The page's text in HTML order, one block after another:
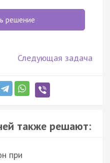
решение
Следующая задача
также решают:
при